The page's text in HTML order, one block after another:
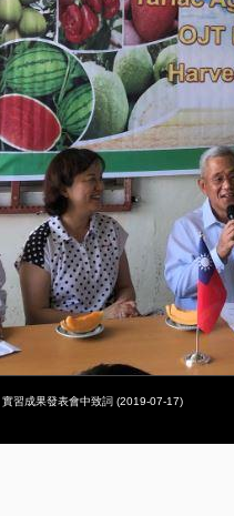
習成果發表會中致詞 (2019-07-17)